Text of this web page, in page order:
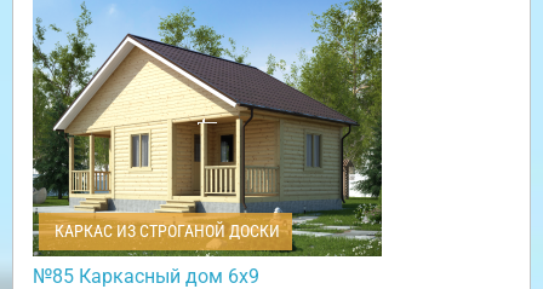
КАРКАС ИЗ СТРОГАНОЙ ДОСКИ
№85 Каркасный дом 6х9